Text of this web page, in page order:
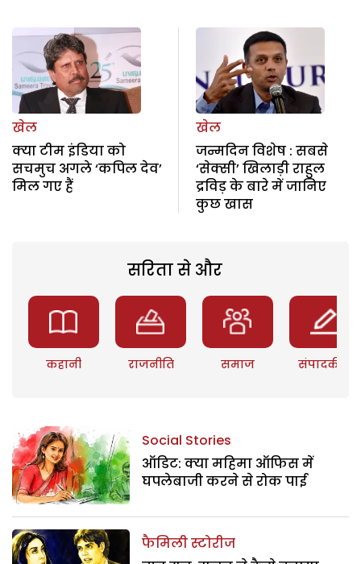
खेल
क्या टीम इंडिया को
सचमुच अगले ‘कपिल देव’
मिल गए हैं
खेल
जन्मदिन विशेष : सबसे
‘सेक्सी’ खिलाड़ी राहुल
द्रविड़ के बारे में जानिए
कुछ खास
सरिता से और
कहानी राजनीति समाज संपादकीय
Social Stories
ऑडिट: क्या महिमा ऑफिस में
घपलेबाजी करने से रोक पाई
फैमिली स्टोरीज